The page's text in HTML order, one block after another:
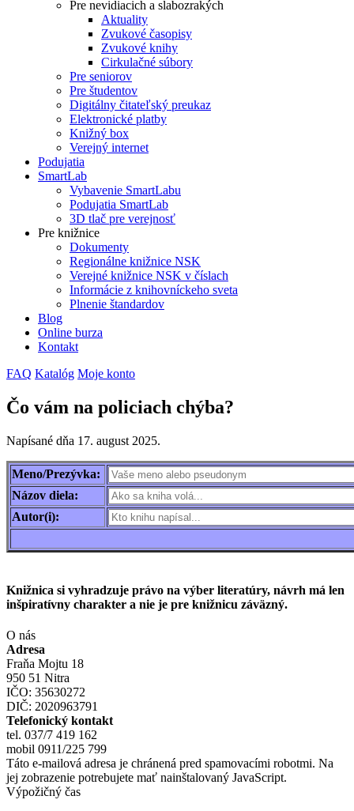
Pre nevidiacich a slabozrakých
Aktuality
Zvukové časopisy
Zvukové knihy
Cirkulačné súbory
Pre seniorov
Pre študentov
Digitálny čitateľský preukaz
Elektronické platby
Knižný box
Verejný internet
Podujatia
SmartLab
Vybavenie SmartLabu
Podujatia SmartLab
3D tlač pre verejnosť
Pre knižnice
Dokumenty
Regionálne knižnice NSK
Verejné knižnice NSK v číslach
Informácie z knihovníckeho sveta
Plnenie štandardov
Blog
Online burza
Kontakt
FAQ Katalóg Moje konto
Čo vám na policiach chýba?
Napísané dňa 17. august 2025.
Meno/Prezývka:
Názov diela:
Autor(i):
Knižnica si vyhradzuje právo na výber literatúry, návrh má len
inšpiratívny charakter a nie je pre knižnicu záväzný.
O nás
Adresa
Fraňa Mojtu 18
950 51 Nitra
IČO: 35630272
DIČ: 2020963791
Telefonický kontakt
tel. 037/7 419 162
mobil 0911/225 799
Táto e-mailová adresa je chránená pred spamovacími robotmi. Na
jej zobrazenie potrebujete mať nainštalovaný JavaScript.
Výpožičný čas